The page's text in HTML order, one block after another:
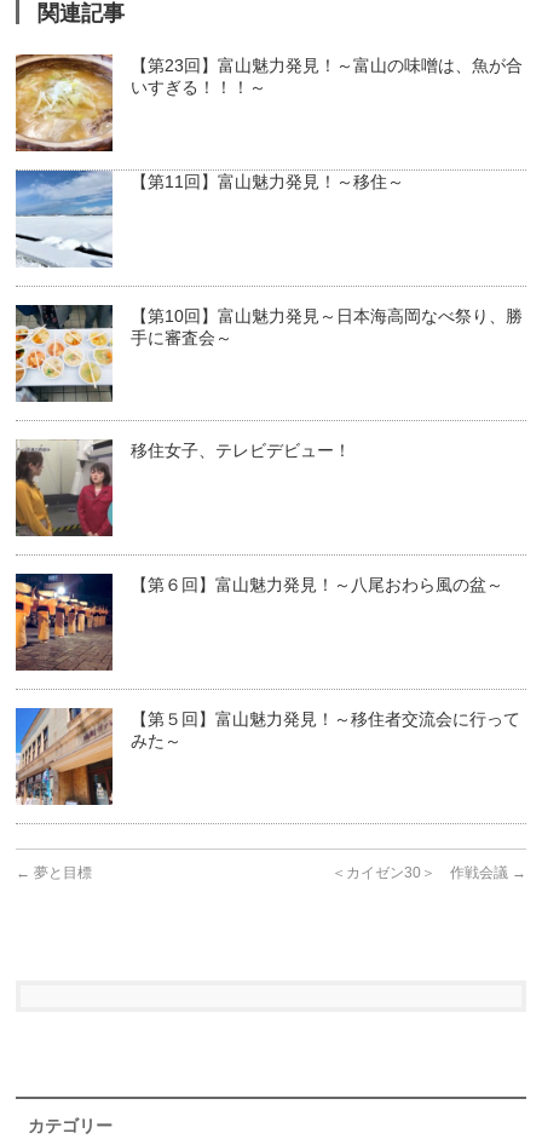
関連記事
【第23回】富山魅力発見！～富山の味噌は、魚が合
いすぎる！！！～
【第11回】富山魅力発見！～移住～
【第10回】富山魅力発見～日本海高岡なべ祭り、勝
手に審査会～
移住女子、テレビデビュー！
【第６回】富山魅力発見！～八尾おわら風の盆～
【第５回】富山魅力発見！～移住者交流会に行って
みた～
← 夢と目標 ＜カイゼン30＞ 作戦会議 →
カテゴリー